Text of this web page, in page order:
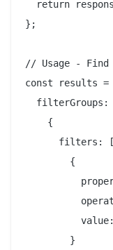
return
};
// Usage - Find
const results =
filterGroups:
    {
      filters: [
        {
        }